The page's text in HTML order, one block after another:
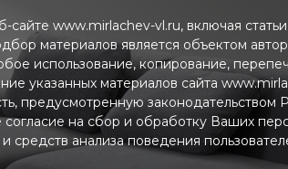
www.mirlachev-vl.ru, включая
материалов является объектом
использование, копирование,
указанных материалов сайта
предусмотренную
согласие на сбор и обработку Ваших
анализа поведения